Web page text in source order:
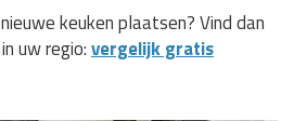
keuken plaatsen? Vind dan
uw regio:vergelijk gratis